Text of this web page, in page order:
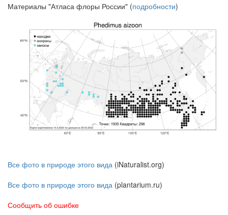
Материалы "Атласа флоры России" (подробности)
Все фото в природе этого вида (iNaturalist.org)
Все фото в природе этого вида (plantarium.ru)
Сообщить об ошибке